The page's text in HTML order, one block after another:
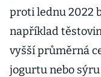
proti lednu 2022
například
vyšší průměrná
jogurtu nebo